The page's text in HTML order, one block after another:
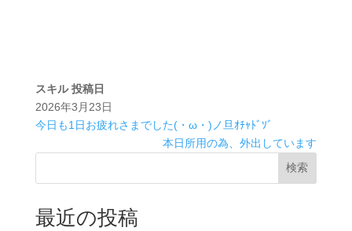
スキル 投稿日
2026年3月23日
今日も1日お疲れさまでした(・ω・)ノ旦ｵﾁｬﾄﾞｿﾞ
本日所用の為、外出しています
検索
最近の投稿